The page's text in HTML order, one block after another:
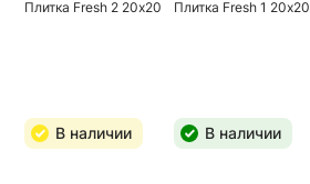
Плитка Fresh 2 20х20
В наличии
Плитка Fresh 1 20х20
В наличии